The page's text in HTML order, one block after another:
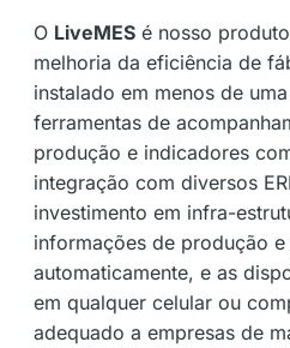
O LiveMES é nosso
melhoria da eficiência de
instalado em menos de
ferramentas de
produção e indicadores
integração com diversos
investimento em infra-
informações de produção e
automaticamente, e as
em qualquer celular ou
adequado a empresas de